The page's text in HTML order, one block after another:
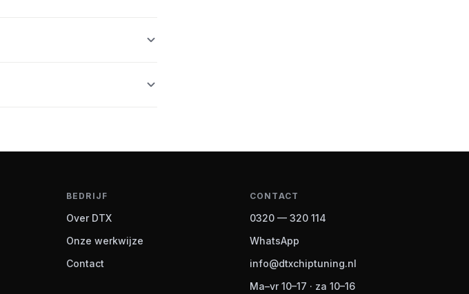
BEDRIJF
Over DTX
Onze werkwijze
Contact
CONTACT
0320 — 320 114
WhatsApp
info@dtxchiptuning.nl
Ma–vr 10–17 · za 10–16